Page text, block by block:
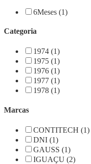
6Meses (1)
Categoria
1974 (1)
1975 (1)
1976 (1)
1977 (1)
1978 (1)
Marcas
CONTITECH (1)
DNI (1)
GAUSS (1)
IGUAÇU (2)